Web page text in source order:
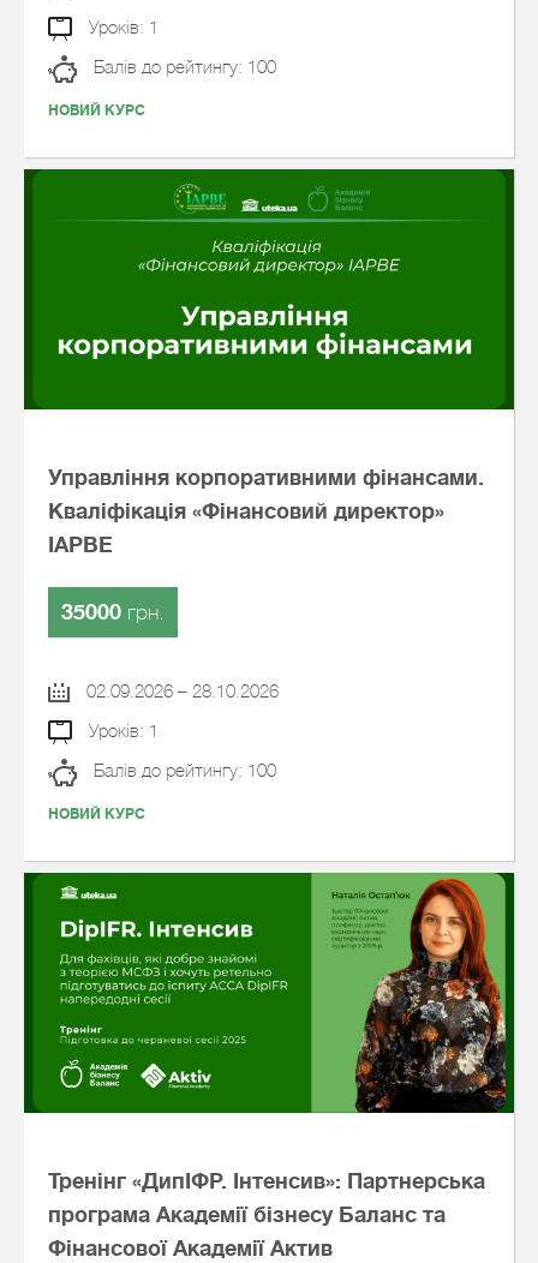
Уроків: 1
Балів до рейтингу: 100
НОВИЙ КУРС
Управління корпоративними фінансами.
Кваліфікація «Фінансовий директор»
IAPBE
35000 грн.
02.09.2026 – 28.10.2026
Уроків: 1
Балів до рейтингу: 100
НОВИЙ КУРС
Тренінг «ДипІФР. Інтенсив»: Партнерська
програма Академії бізнесу Баланс та
Фінансової Академії Актив